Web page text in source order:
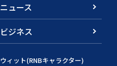
ニュース
ビジネス
ウィット(RNBキャラクター)